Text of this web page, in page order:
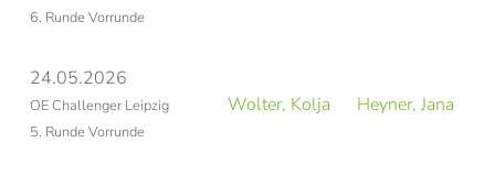
6. Runde Vorrunde
24.05.2026
OE Challenger Leipzig
5. Runde Vorrunde
Wolter, Kolja Heyner, Jana